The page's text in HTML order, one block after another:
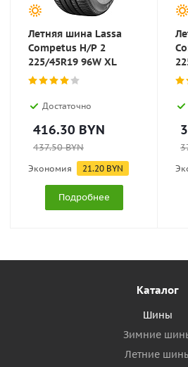
Летняя шина Lassa
Competus H/P 2
225/45R19 96W XL
Достаточно
416.30 BYN
437.50BYN
Экономия 21.20 BYN
Подробнее
Каталог
Шины
Зимние
Летние